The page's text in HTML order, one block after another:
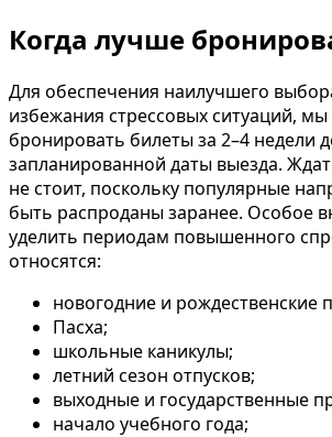
Когда лучше
Для обеспечения наилучшего
избежания стрессовых ситуаций,
бронировать билеты за 2–4 недели
запланированной даты выезда.
не стоит, поскольку популярные
быть распроданы заранее. Особое
уделить периодам повышенного
относятся:
новогодние и рождественские
Пасха;
школьные каникулы;
летний сезон отпусков;
выходные и государственные
начало учебного года;